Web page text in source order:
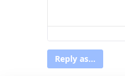
Reply as...